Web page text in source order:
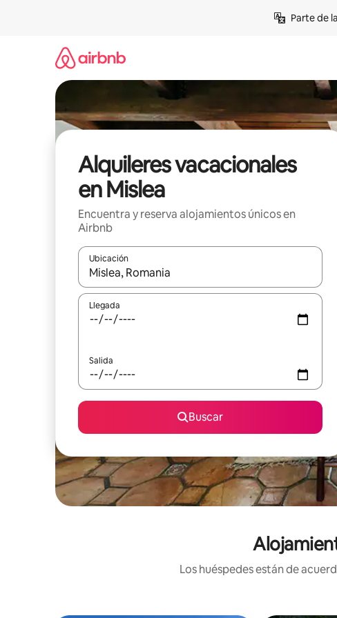
Parte de
Alquileres vacacionales
en Mislea
Encuentra y reserva alojamientos únicos en
Airbnb
Ubicación
Cuando los resultados estén disponibles, navega con
Llegada
Salida
Buscar
Los huéspedes están de